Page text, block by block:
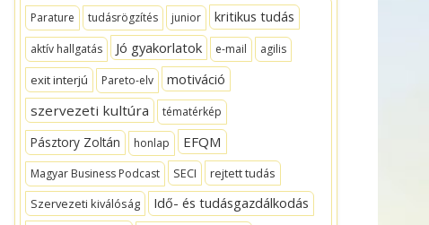
Parature tudásrögzítés junior kritikus tudás
aktív hallgatás Jó gyakorlatok e-mail agilis
exit interjú Pareto-elv
motiváció
szervezeti kultúra
tématérkép
Pásztory Zoltán honlap EFQM
Magyar Business Podcast SECI
rejtett tudás
Szervezeti kiválóság
Idő- és tudásgazdálkodás